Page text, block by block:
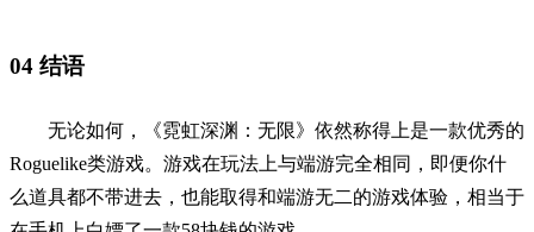
04 结语
无论如何，《霓虹深渊：无限》依然称得上是一款优秀的
Roguelike类游戏。游戏在玩法上与端游完全相同，即便你什
么道具都不带进去，也能取得和端游无二的游戏体验，相当于